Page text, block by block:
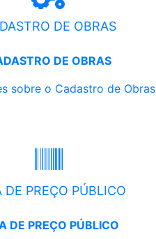
DE OBRAS
DE OBRAS
sobre o Cadastro de Obras
DE PREÇO PÚBLICO
DE PREÇO PÚBLICO